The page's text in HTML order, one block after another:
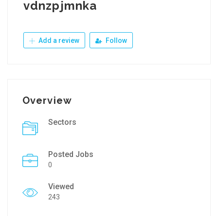
vdnzpjmnka
Add a review Follow
Overview
Sectors
Posted Jobs
0
Viewed
243